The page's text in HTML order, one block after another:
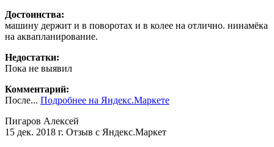
Достоинства:
машину держит и в поворотах и в колее на отлично. нинамёка
на аквапланирование.
Недостатки:
Пока не выявил
Комментарий:
После... Подробнее на Яндекс.Маркете
Пигаров Алексей
15 дек. 2018 г. Отзыв с Яндекс.Маркет